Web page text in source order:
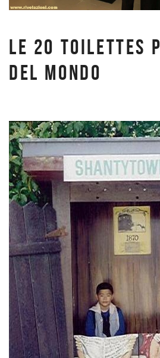
LE 20 TOILETTES
DEL MONDO